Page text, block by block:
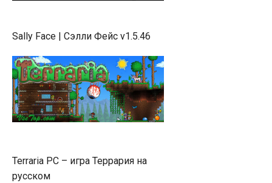
Sally Face | Сэлли Фейс v1.5.46
Terraria PC – игра Террария на
русском